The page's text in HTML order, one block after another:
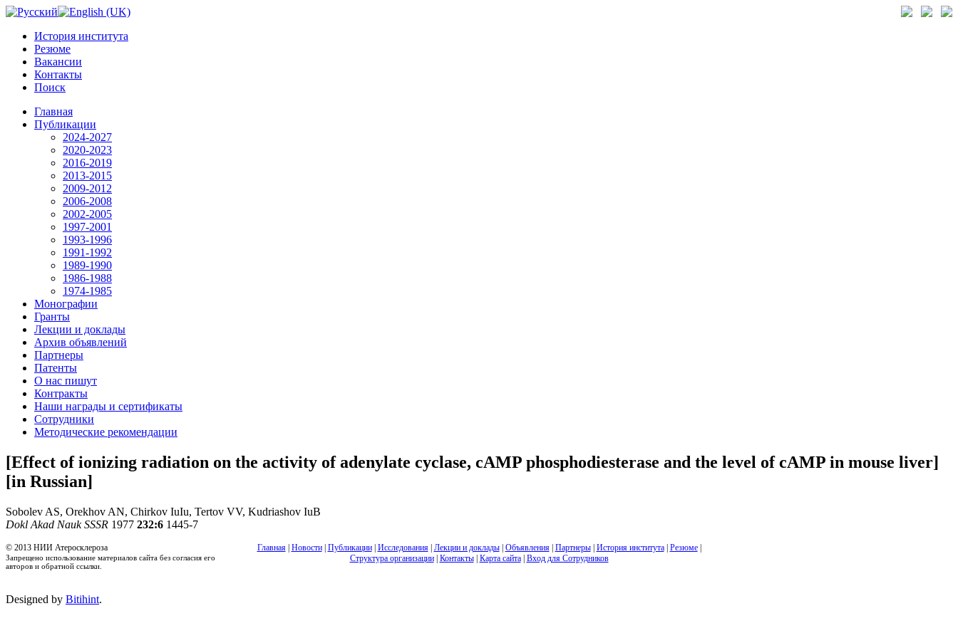
История института
Резюме
Вакансии
Контакты
Поиск
Главная
Публикации
2024-2027
2020-2023
2016-2019
2013-2015
2009-2012
2006-2008
2002-2005
1997-2001
1993-1996
1991-1992
1989-1990
1986-1988
1974-1985
Монографии
Гранты
Лекции и доклады
Архив объявлений
Партнеры
Патенты
О нас пишут
Контракты
Наши награды и сертификаты
Сотрудники
Методические рекомендации
[Effect of ionizing radiation on the activity of adenylate cyclase, cAMP phosphodiesterase and the level of cAMP in mouse liver]
[in Russian]
Sobolev AS, Orekhov AN, Chirkov IuIu, Tertov VV, Kudriashov IuB
Dokl Akad Nauk SSSR 1977 232:6 1445-7
© 2013 НИИ Атеросклероза
Запрещено использование материалов сайта без согласия его
авторов и обратной ссылки.
Главная| Новости| Публикации| Исследования| Лекции и доклады| Объявления| Партнеры| История института| Резюме|
Структура организации| Контакты| Карта сайта| Вход для Сотрудников
Designed by Bitihint.